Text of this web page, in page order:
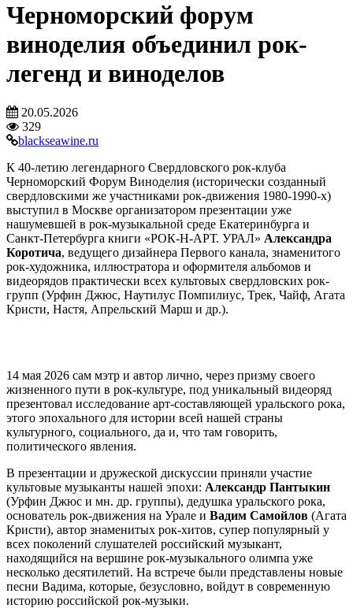
Черноморский форум
виноделия объединил рок-
легенд и виноделов
20.05.2026
329
blackseawine.ru
К 40-летию легендарного Свердловского рок-клуба
Черноморский Форум Виноделия (исторически созданный
свердловскими же участниками рок-движения 1980-1990-х)
выступил в Москве организатором презентации уже
нашумевшей в рок-музыкальной среде Екатеринбурга и
Санкт-Петербурга книги «РОК-Н-АРТ. УРАЛ» Александра
Коротича, ведущего дизайнера Первого канала, знаменитого
рок-художника, иллюстратора и оформителя альбомов и
видеорядов практически всех культовых свердловских рок-
групп (Урфин Джюс, Наутилус Помпилиус, Трек, Чайф, Агата
Кристи, Настя, Апрельский Марш и др.).
14 мая 2026 сам мэтр и автор лично, через призму своего
жизненного пути в рок-культуре, под уникальный видеоряд
презентовал исследование арт-составляющей уральского рока,
этого эпохального для истории всей нашей страны
культурного, социального, да и, что там говорить,
политического явления.
В презентации и дружеской дискуссии приняли участие
культовые музыканты нашей эпохи: Александр Пантыкин
(Урфин Джюс и мн. др. группы), дедушка уральского рока,
основатель рок-движения на Урале и Вадим Самойлов (Агата
Кристи), автор знаменитых рок-хитов, супер популярный у
всех поколений слушателей российский музыкант,
находящийся на вершине рок-музыкального олимпа уже
несколько десятилетий. На встрече были представлены новые
песни Вадима, которые, безусловно, войдут в современную
историю российской рок-музыки.